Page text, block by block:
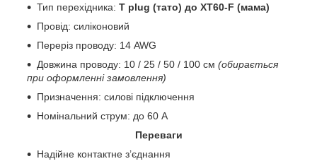
Тип перехідника: T plug (тато) до XT60-F (мама)
Провід: силіконовий
Переріз проводу: 14 AWG
Довжина проводу: 10 / 25 / 50 / 100 см (обирається
при оформленні замовлення)
Призначення: силові підключення
Номінальний струм: до 60 A
Переваги
Надійне контактне з’єднання